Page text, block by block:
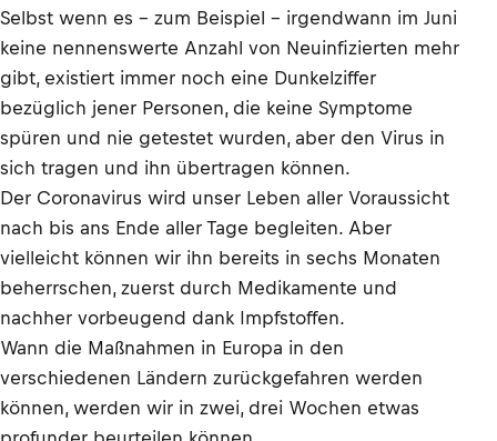
Selbst wenn es – zum Beispiel – irgendwann im Juni
keine nennenswerte Anzahl von Neuinfizierten mehr
gibt, existiert immer noch eine Dunkelziffer
bezüglich jener Personen, die keine Symptome
spüren und nie getestet wurden, aber den Virus in
sich tragen und ihn übertragen können.
Der Coronavirus wird unser Leben aller Voraussicht
nach bis ans Ende aller Tage begleiten. Aber
vielleicht können wir ihn bereits in sechs Monaten
beherrschen, zuerst durch Medikamente und
nachher vorbeugend dank Impfstoffen.
Wann die Maßnahmen in Europa in den
verschiedenen Ländern zurückgefahren werden
können, werden wir in zwei, drei Wochen etwas